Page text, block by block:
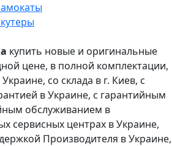
купить новые и оригинальные
цене, в полной комплектации,
со склада в г. Киев, с
в Украине, с гарантийным
обслуживанием в
сервисных центрах в Украине,
Производителя в Украине,